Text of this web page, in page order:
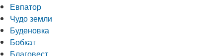
Евпатор
Чудо земли
Буденовка
Бобкат